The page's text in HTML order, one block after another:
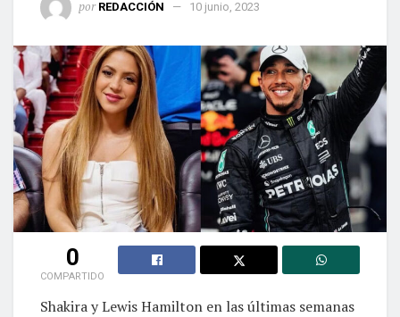
por REDACCIÓN 10 junio, 2023
0
COMPARTIDO
Shakira y Lewis Hamilton en las últimas semanas